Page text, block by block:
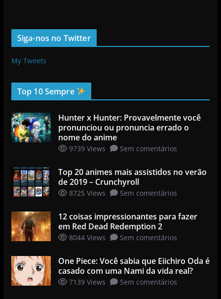
Siga-nos no Twitter
My Tweets
Top 10 Sempre
Hunter x Hunter: Provavelmente você
pronunciou ou pronuncia errado o
nome do anime
9739 Views Sem comentários
Top 20 animes mais assistidos no verão
de 2019 – Crunchyroll
8725 Views Sem comentários
12 coisas impressionantes para fazer
em Red Dead Redemption 2
8044 Views Sem comentários
One Piece: Você sabia que Eiichiro Oda é
casado com uma Nami da vida real?
7139 Views Sem comentários